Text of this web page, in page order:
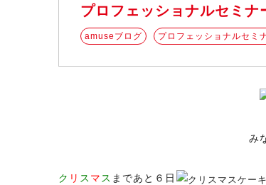
プロフェッショナルセミ
amuseブログ プロフェッショナルセミ
み
ク リ ス マス まであと６日